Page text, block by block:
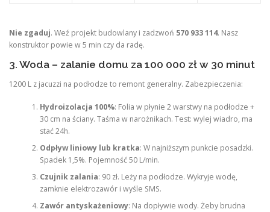
Nie zgaduj. Weź projekt budowlany i zadzwoń 570 933 114. Nasz
konstruktor powie w 5 min czy da radę.
3. Woda – zalanie domu za 100 000 zł w 30 minut
1200 L z jacuzzi na podłodze to remont generalny. Zabezpieczenia:
Hydroizolacja 100%: Folia w płynie 2 warstwy na podłodze +
30 cm na ściany. Taśma w narożnikach. Test: wylej wiadro, ma
stać 24h.
Odpływ liniowy lub kratka: W najniższym punkcie posadzki.
Spadek 1,5%. Pojemność 50 L/min.
Czujnik zalania: 90 zł. Leży na podłodze. Wykryje wodę,
zamknie elektrozawór i wyśle SMS.
Zawór antyskażeniowy: Na dopływie wody. Żeby brudna